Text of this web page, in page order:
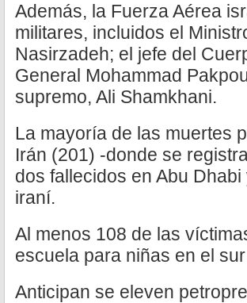
Además, la Fuerza Aérea
militares, incluidos el
Nasirzadeh; el jefe del
General Mohammad
supremo, Ali Shamkhani.
La mayoría de las muertes
Irán (201) -donde se
dos fallecidos en Abu
iraní.
Al menos 108 de las
escuela para niñas en el
Anticipan se eleven